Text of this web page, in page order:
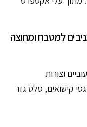
למטבח ומחוצה
וצורות
קישואים, סלט גזר